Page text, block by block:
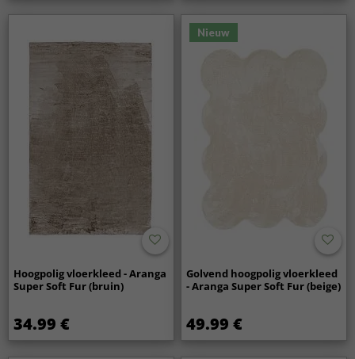
Hoogpolig vloerkleed - Aranga
Super Soft Fur (bruin)
34.99 €
Nieuw
Golvend hoogpolig vloerkleed
- Aranga Super Soft Fur (beige)
49.99 €